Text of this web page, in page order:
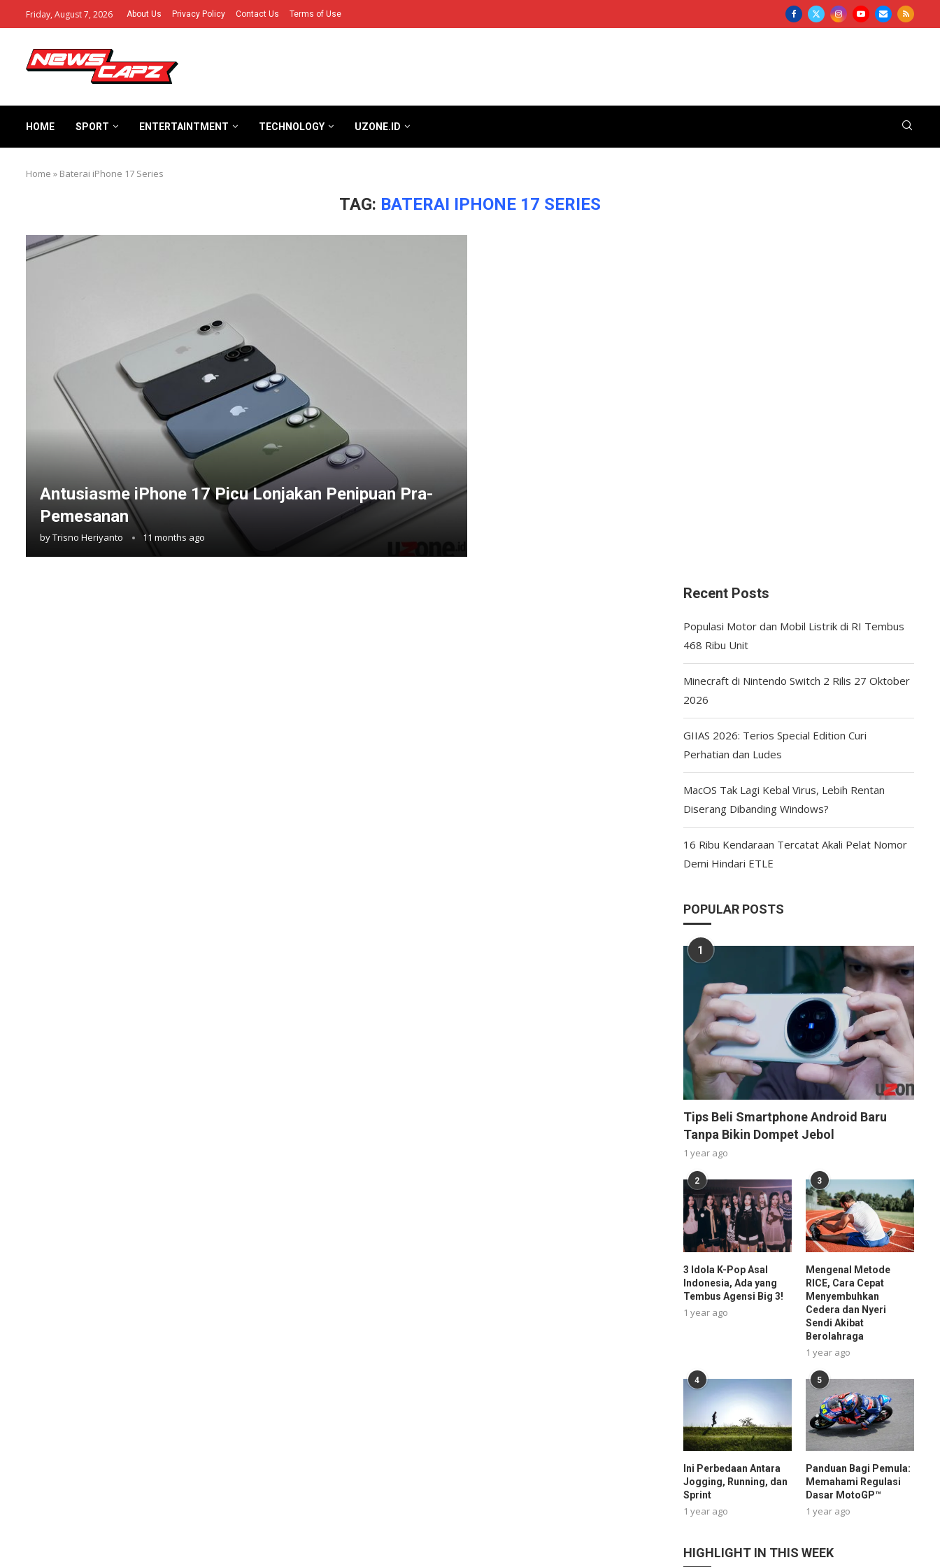
Friday, August 7, 2026 About Us Privacy Policy Contact Us Terms of Use
HOME SPORT ENTERTAINTMENT TECHNOLOGY UZONE.ID
Home » Baterai iPhone 17 Series
TAG: BATERAI IPHONE 17 SERIES
Antusiasme iPhone 17 Picu Lonjakan Penipuan Pra-
Pemesanan
byTrisno Heriyanto 11 months ago
Recent Posts
Populasi Motor dan Mobil Listrik di RI Tembus
468 Ribu Unit
Minecraft di Nintendo Switch 2 Rilis 27 Oktober
2026
GIIAS 2026: Terios Special Edition Curi
Perhatian dan Ludes
MacOS Tak Lagi Kebal Virus, Lebih Rentan
Diserang Dibanding Windows?
16 Ribu Kendaraan Tercatat Akali Pelat Nomor
Demi Hindari ETLE
POPULAR POSTS
1
Tips Beli Smartphone Android Baru
Tanpa Bikin Dompet Jebol
1 year ago
2
3 Idola K-Pop Asal
Indonesia, Ada yang
Tembus Agensi Big 3!
1 year ago
3
Mengenal Metode
RICE, Cara Cepat
Menyembuhkan
Cedera dan Nyeri
Sendi Akibat
Berolahraga
1 year ago
4
Ini Perbedaan Antara
Jogging, Running, dan
Sprint
1 year ago
5
Panduan Bagi Pemula:
Memahami Regulasi
Dasar MotoGP™
1 year ago
HIGHLIGHT IN THIS WEEK